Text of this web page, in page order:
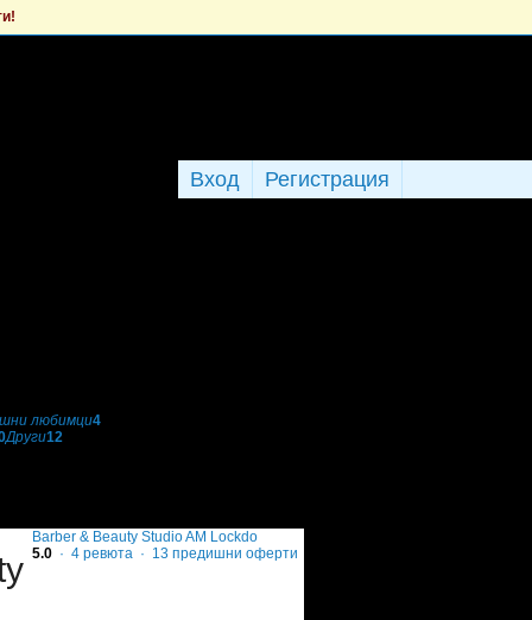
Регистрация
Вход
любимци4
Други12
Barber & Beauty Studio AM Lockdo
5.0 · 4 ревюта · 13 предишни оферти